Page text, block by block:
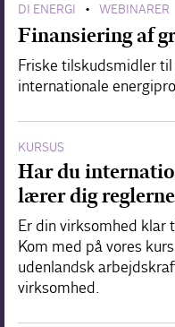
DI ENERGI • WEBINARER
Finansiering af
Friske tilskudsmidler
internationale
KURSUS
Har du
lærer dig reglerne
Er din virksomhed klar
Kom med på vores
udenlandsk
virksomhed.